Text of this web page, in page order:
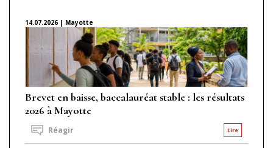
14.07.2026 | Mayotte
Brevet en baisse, baccalauréat stable : les résultats
2026 à Mayotte
Lire
Réagir